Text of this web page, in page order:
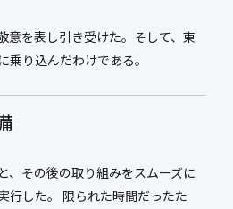
意を表し引き受けた。そして、東
乗り込んだわけである。
、その後の取り組みをスムーズに
行した。 限られた時間だったた